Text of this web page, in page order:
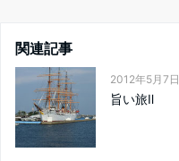
関連記事
2012年5月7日
旨い旅Ⅱ